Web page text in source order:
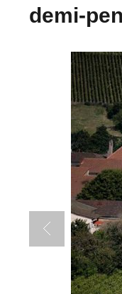
demi-